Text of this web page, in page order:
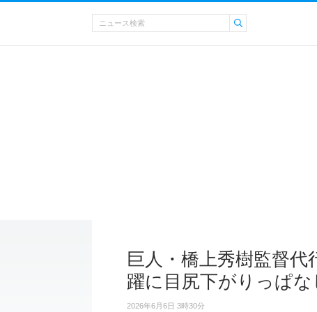
巨人・橋上秀樹監督
躍に目尻下がりっぱな
2026年6月6日 3時30分